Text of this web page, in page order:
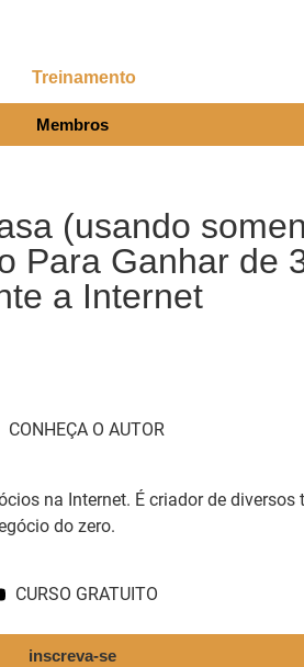
Treinamento
Membros
(usando
Para Ganhar de
a Internet
CONHEÇA O AUTOR
na Internet. É criador de
do zero.
CURSO GRATUITO
inscreva-se